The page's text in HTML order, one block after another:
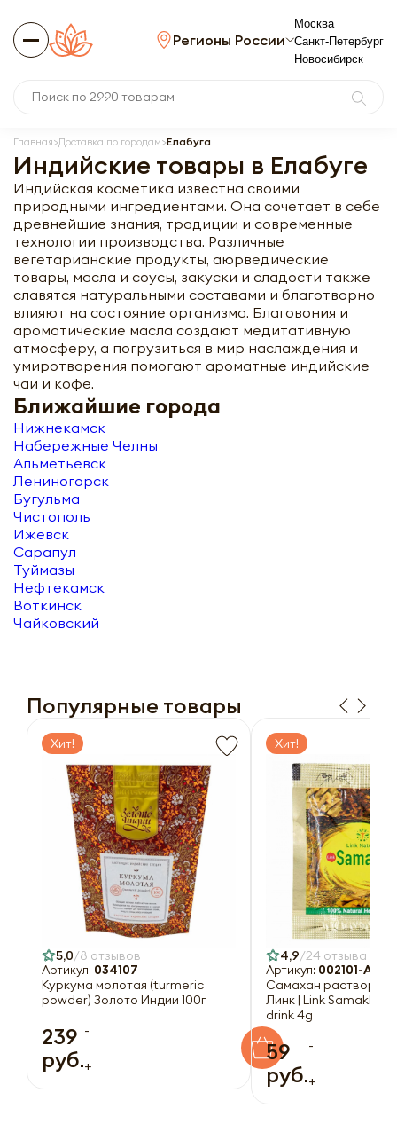
Регионы России
Москва
Санкт-Петербург
Новосибирск
Главная Доставка по городам Елабуга
Индийские товары в Елабуге
Индийская косметика известна своими
природными ингредиентами. Она сочетает в себе
древнейшие знания, традиции и современные
технологии производства. Различные
вегетарианские продукты, аюрведические
товары, масла и соусы, закуски и сладости также
славятся натуральными составами и благотворно
влияют на состояние организма. Благовония и
ароматические масла создают медитативную
атмосферу, а погрузиться в мир наслаждения и
умиротворения помогают ароматные индийские
чаи и кофе.
Ближайшие города
Нижнекамск
Набережные Челны
Альметьевск
Лениногорск
Бугульма
Чистополь
Ижевск
Сарапул
Туймазы
Нефтекамск
Воткинск
Чайковский
Популярные товары
Хит!
5,0 8 отзывов
Артикул: 034107
Куркума молотая (turmeric
powder) Золото Индии 100г
239
руб.
-
+
Хит!
4,9 24 отзыва
Артикул: 002101-A
Самахан
Линк | Link Samakhan
drink 4g
59
руб.
-
+